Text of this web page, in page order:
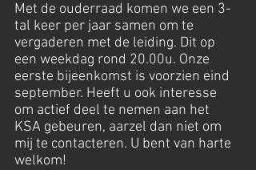
Met de ouderraad komen we een 3-
tal keer per jaar samen om te
vergaderen met de leiding. Dit op
een weekdag rond 20.00u. Onze
eerste bijeenkomst is voorzien eind
september. Heeft u ook interesse
om actief deel te nemen aan het
KSA gebeuren, aarzel dan niet om
mij te contacteren. U bent van harte
welkom!